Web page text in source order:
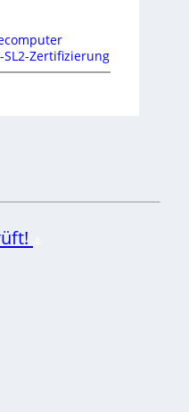
SL2-Zertifizierung